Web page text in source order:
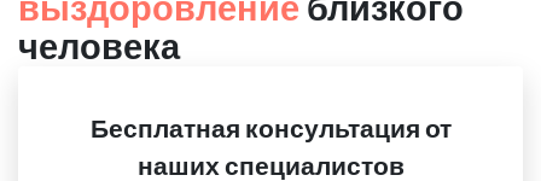
человека
Бесплатная консультация от
наших специалистов